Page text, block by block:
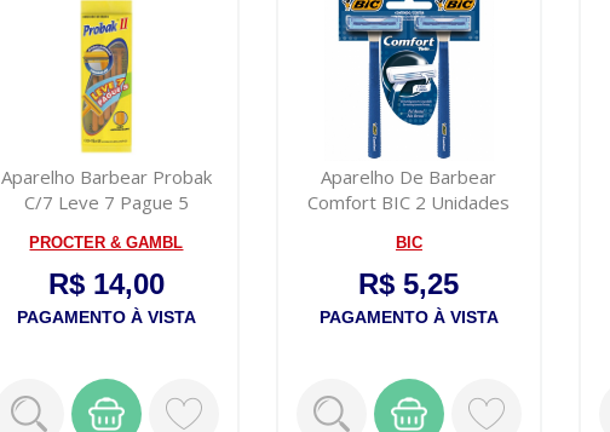
Aparelho Barbear Probak
C/7 Leve 7 Pague 5
PROCTER & GAMBL
R$ 14,00
PAGAMENTO À VISTA
Aparelho De Barbear
Comfort BIC 2 Unidades
BIC
R$ 5,25
PAGAMENTO À VISTA